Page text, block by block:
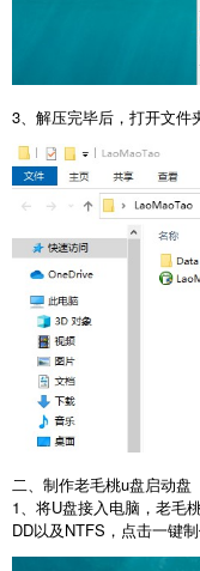
3、解压完毕后，打开文件
二、制作老毛桃u盘启动盘
1、将U盘接入电脑，老毛
DD以及NTFS，点击一键